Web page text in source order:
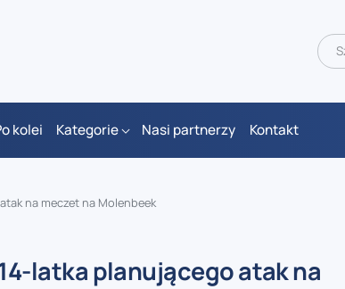
kolei Kategorie Nasi partnerzy Kontakt
na meczet na Molenbeek
latka planującego atak na